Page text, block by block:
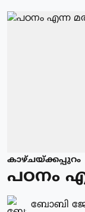
കാഴ്ചയ്ക്കപ്പുറം
പഠനം
ബോബി